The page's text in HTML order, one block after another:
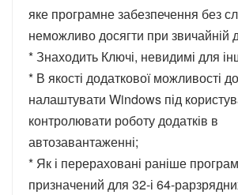
яке програмне забезпечення без
неможливо досягти при звичайній
* Знаходить Ключі, невидимі для
* В якості додаткової можливості
налаштувати Windows під
контролювати роботу додатків в
автозавантаженні;
* Як і перераховані раніше
призначений для 32-і 64-